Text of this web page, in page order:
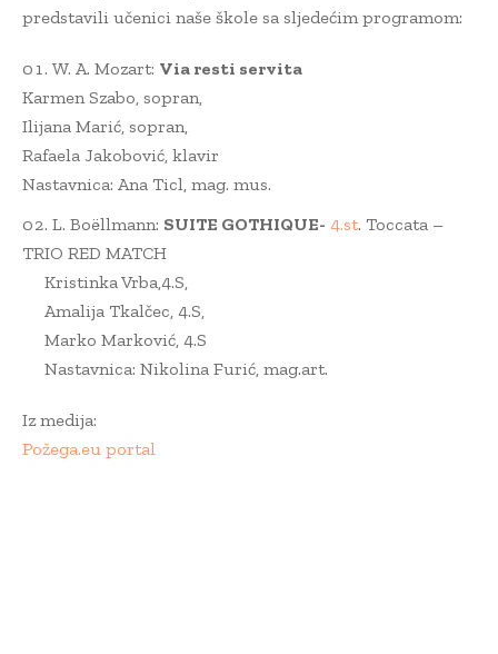
predstavili učenici naše škole sa sljedećim programom:
W. A. Mozart: Via resti servita
Karmen Szabo, sopran,
Ilijana Marić, sopran,
Rafaela Jakobović, klavir
Nastavnica: Ana Ticl, mag. mus.
L. Boëllmann: SUITE GOTHIQUE- 4.st. Toccata –
TRIO RED MATCH
Kristinka Vrba,4.S,
Amalija Tkalčec, 4.S,
Marko Marković, 4.S
Nastavnica: Nikolina Furić, mag.art.
Iz medija:
Požega.eu portal